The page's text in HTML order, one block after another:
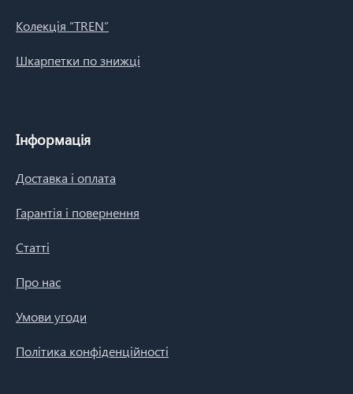
Колекція “TREN”
Шкарпетки по знижці
Інформація
Доставка і оплата
Гарантія і повернення
Статті
Про нас
Умови угоди
Політика конфіденційності